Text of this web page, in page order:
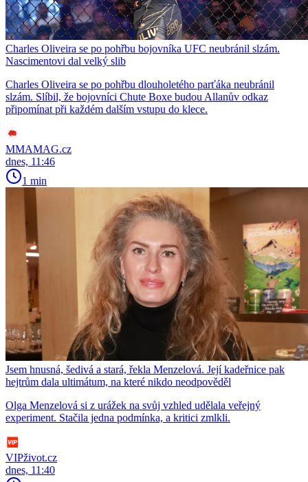
Charles Oliveira se po pohřbu bojovníka UFC neubránil slzám.
Nascimentovi dal velký slib
Charles Oliveira se po pohřbu dlouholetého parťáka neubránil
slzám. Slíbil, že bojovníci Chute Boxe budou Allanův odkaz
připomínat při každém dalším vstupu do klece.
MMAMAG.cz
dnes, 11:46
1 min
Jsem hnusná, šedivá a stará, řekla Menzelová. Její kadeřnice pak
hejtrům dala ultimátum, na které nikdo neodpověděl
Olga Menzelová si z urážek na svůj vzhled udělala veřejný
experiment. Stačila jedna podmínka, a kritici zmlkli.
VIPživot.cz
dnes, 11:40